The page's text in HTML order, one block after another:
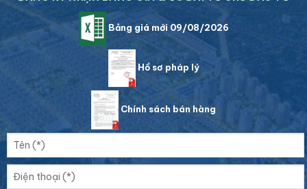
Bảng giá mới 09/08/2026
Hồ sơ pháp lý
Chính sách bán hàng